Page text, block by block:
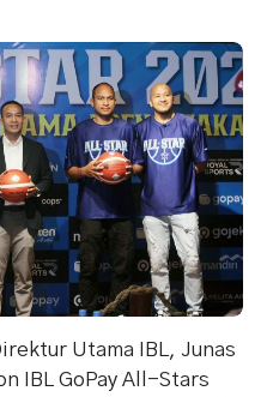
Utama IBL, Junas
IBL GoPay All-Stars